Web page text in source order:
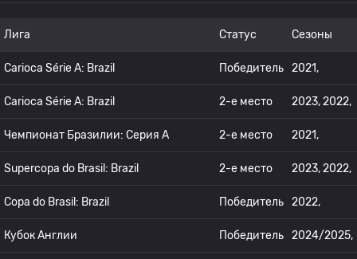
Лига Статус Сезоны
Carioca Série A: Brazil Победитель 2021,
Carioca Série A: Brazil 2-е место 2023, 2022,
Чемпионат Бразилии: Серия А 2-е место 2021,
Supercopa do Brasil: Brazil 2-е место 2023, 2022,
Copa do Brasil: Brazil Победитель 2022,
Кубок Англии Победитель 2024/2025,